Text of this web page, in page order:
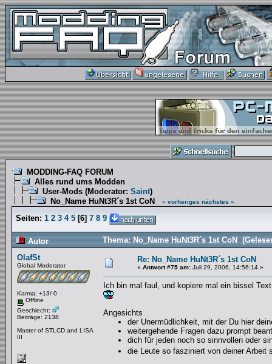
MODDING-FAQ FORUM
Alles rund ums Modden
User-Mods (Moderator: Saint)
No_Name HuNt3R´s 1st CoN
« vorheriges nächstes »
Seiten: 1 2 3 4 5 [6] 7 8 9
Autor
Thema: No_Name HuNt3R´s 1st CoN
OlafSt
Global Moderator
Karma: +13/-0
Offline
Geschlecht:
Beiträge: 2138
Master of STLCD and LISA
III
Re: No_Name HuNt3R´s 1st CoN
« Antwort #75 am: Juli 29, 2006, 14:56:14 »
Ich bin mal faul, und kopiere mal ein bissel
Angesichts
der Unermüdlichkeit, mit der Du hier
weitergehende Fragen dazu prompt
dich für jeden noch so sinnvollen oder
die Leute so fasziniert von deiner